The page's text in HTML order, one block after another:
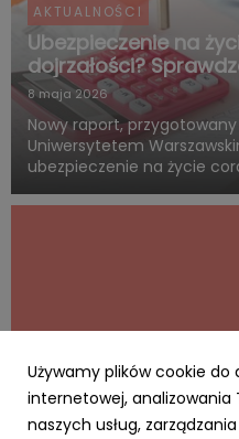
AKTUALNOŚCI
Ubezpieczenie na
dojrzałości?
8 maja 2026
Nowy raport,
Uniwersytetem
ubezpieczenie na życie
odpowiedzialność i
Używamy plików cookie do
internetowej, analizowania
naszych usług,